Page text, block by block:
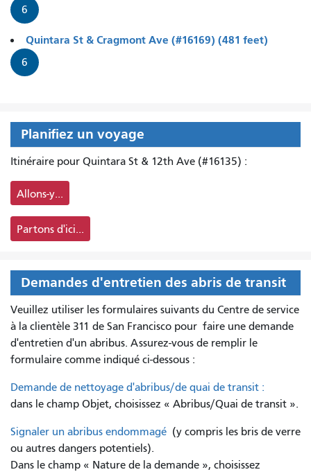
6
Quintara St & Cragmont Ave (#16169) (481 feet)
6
Planifiez un voyage
Itinéraire pour Quintara St & 12th Ave (#16135) :
Allons-y...
Partons d'ici...
Demandes d'entretien des abris de transit
Veuillez utiliser les formulaires suivants du Centre de service
à la clientèle 311 de San Francisco pour faire une demande
d'entretien d'un abribus. Assurez-vous de remplir le
formulaire comme indiqué ci-dessous :
Demande de nettoyage d'abribus/de quai de transit :
dans le champ Objet, choisissez « Abribus/Quai de transit ».
Signaler un abribus endommagé (y compris les bris de verre
ou autres dangers potentiels).
Dans le champ « Nature de la demande », choisissez